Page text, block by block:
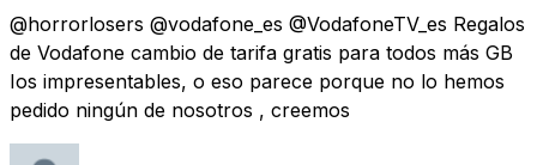
@horrorlosers @vodafone_es @VodafoneTV_es Regalos
de Vodafone cambio de tarifa gratis para todos más GB
Ios impresentables, o eso parece porque no lo hemos
pedido ningún de nosotros , creemos